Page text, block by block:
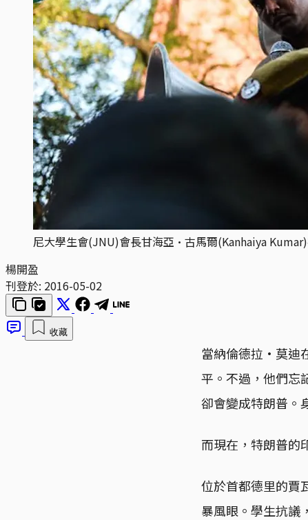
尼大學生會(JNU)會長甘海亞·古馬爾(Kanhaiya
楊開盈
刊登於: 2016-05-02
收藏
當納倫德拉·莫迪
平。不過，他們忘
卻會變成特朗普。
而現在，特朗普的
位於首都德里的賈
暴風眼。學生抗議